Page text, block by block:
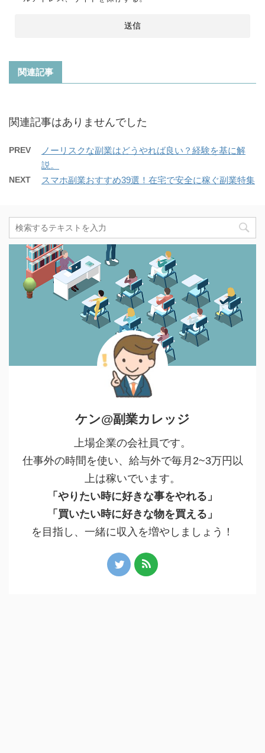
関連記事
関連記事はありませんでした
PREV
ノーリスクな副業はどうやれば良い？経験を基に解
説。
NEXT スマホ副業おすすめ39選！在宅で安全に稼ぐ副業特集
ケン@副業カレッジ
上場企業の会社員です。
仕事外の時間を使い、給与外で毎月2~3万円以
上は稼いでいます。
「やりたい時に好きな事をやれる」
「買いたい時に好きな物を買える」
を目指し、一緒に収入を増やしましょう！